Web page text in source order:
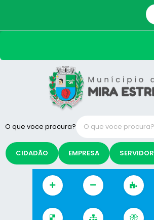
O que voce procura?
CIDADÃO EMPRESA SERVIDOR